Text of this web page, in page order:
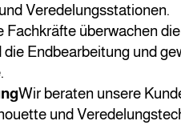
Veredelungsstationen.
Fachkräfte überwachen
Endbearbeitung und
Wir beraten unsere
und